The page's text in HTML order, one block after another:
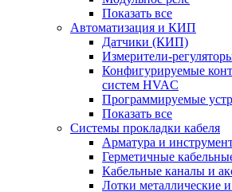
Показать все
Автоматизация и КИП
Датчики (КИП)
Измерители-
Конфигурируемые
систем HVAC
Программируемые
Показать все
Системы прокладки кабеля
Арматура и
Герметичные
Кабельные каналы и
Лотки металлические